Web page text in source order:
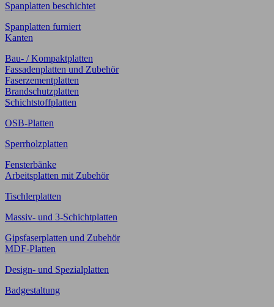
Spanplatten beschichtet
Spanplatten furniert
Kanten
Bau- / Kompaktplatten
Fassadenplatten und Zubehör
Faserzementplatten
Brandschutzplatten
Schichtstoffplatten
OSB-Platten
Sperrholzplatten
Fensterbänke
Arbeitsplatten mit Zubehör
Tischlerplatten
Massiv- und 3-Schichtplatten
Gipsfaserplatten und Zubehör
MDF-Platten
Design- und Spezialplatten
Badgestaltung